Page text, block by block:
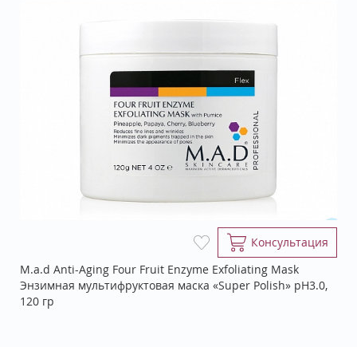
Консультация
M.a.d Anti-Aging Four Fruit Enzyme Exfoliating Mask
Энзимная мультифруктовая маска «Super Polish» pH3.0,
120 гр